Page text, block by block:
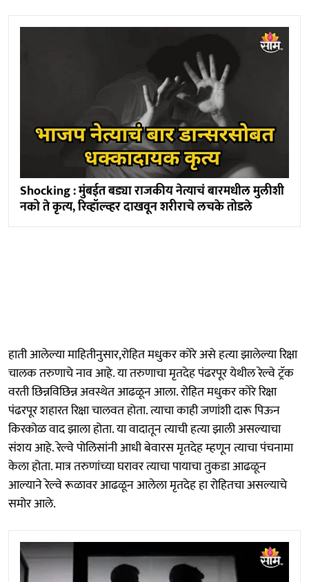
Shocking : मुंबईत बड्या राजकीय नेत्याचं बारमधील मुलीशी
नको ते कृत्य, रिव्हॉल्व्हर दाखवून शरीराचे लचके तोडले
हाती आलेल्या माहितीनुसार,रोहित मधुकर कोरे असे हत्या झालेल्या रिक्षा
चालक तरुणाचे नाव आहे. या तरुणाचा मृतदेह पंढरपूर येथील रेल्वे ट्रॅक
वरती छिन्नविछिन्न अवस्थेत आढळून आला. रोहित मधुकर कोरे रिक्षा
पंढरपूर शहारत रिक्षा चालवत होता. त्याचा काही जणांशी दारू पिऊन
किरकोळ वाद झाला होता. या वादातून त्याची हत्या झाली असल्याचा
संशय आहे. रेल्वे पोलिसांनी आधी बेवारस मृतदेह म्हणून त्याचा पंचनामा
केला होता. मात्र तरुणांच्या घरावर त्याचा पायाचा तुकडा आढळून
आल्याने रेल्वे रूळावर आढळून आलेला मृतदेह हा रोहितचा असल्याचे
समोर आले.